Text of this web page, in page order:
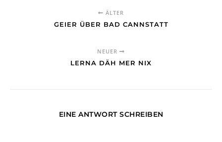
ÄLTER
GEIER ÜBER BAD CANNSTATT
NEUER
LERNA DÄH MER NIX
EINE ANTWORT SCHREIBEN